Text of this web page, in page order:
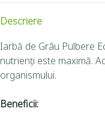
Descriere
Iarbă de Grâu Pulbere
nutrienți este maximă.
organismului.
Beneficii: